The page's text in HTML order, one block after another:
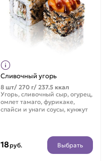
Сливочный угорь
8 шт/ 270 г/ 237.5 ккал
Угорь, сливочный сыр, огурец,
омлет тамаго, фурикаке,
спайси и унаги соусы, кунжут
18 руб. Выбрать